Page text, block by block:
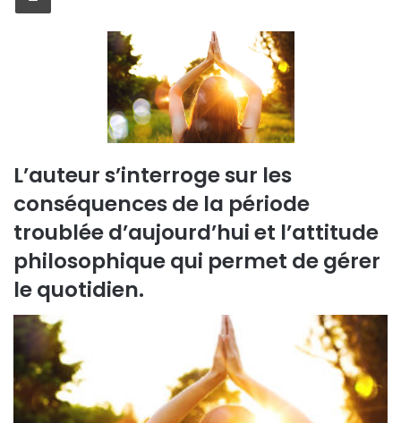
L’auteur s’interroge sur les
conséquences de la période
troublée d’aujourd’hui et l’attitude
philosophique qui permet de gérer
le quotidien.